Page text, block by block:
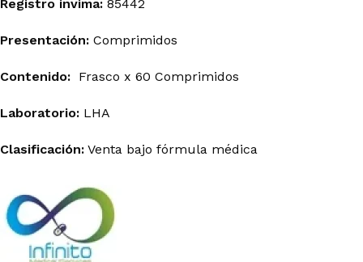
Registro invima: 85442
Presentación: Comprimidos
Contenido: Frasco x 60 Comprimidos
Laboratorio: LHA
Clasificación: Venta bajo fórmula médica